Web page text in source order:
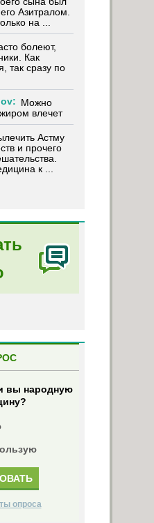
Азитралом.
на ...
болеют,
Как
так сразу по
Можно
влечет
Астму
и прочего
к ...
вы народную
опроса